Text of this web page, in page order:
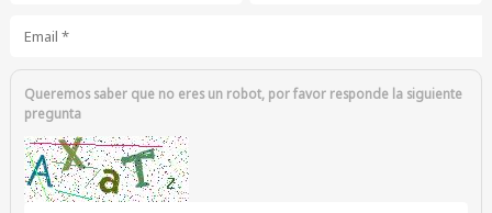
Queremos saber que no eres un robot, por favor responde la siguiente
pregunta